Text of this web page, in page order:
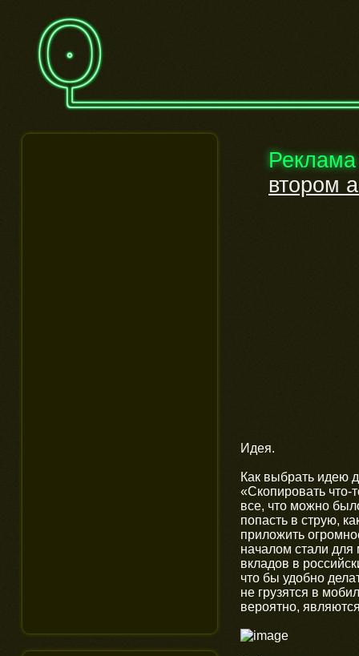
Реклама
втором
Идея.
Как выбрать идею
«Скопировать что-
все, что можно
попасть в струю,
приложить
началом стали для
вкладов в
что бы удобно
не грузятся в
вероятно,